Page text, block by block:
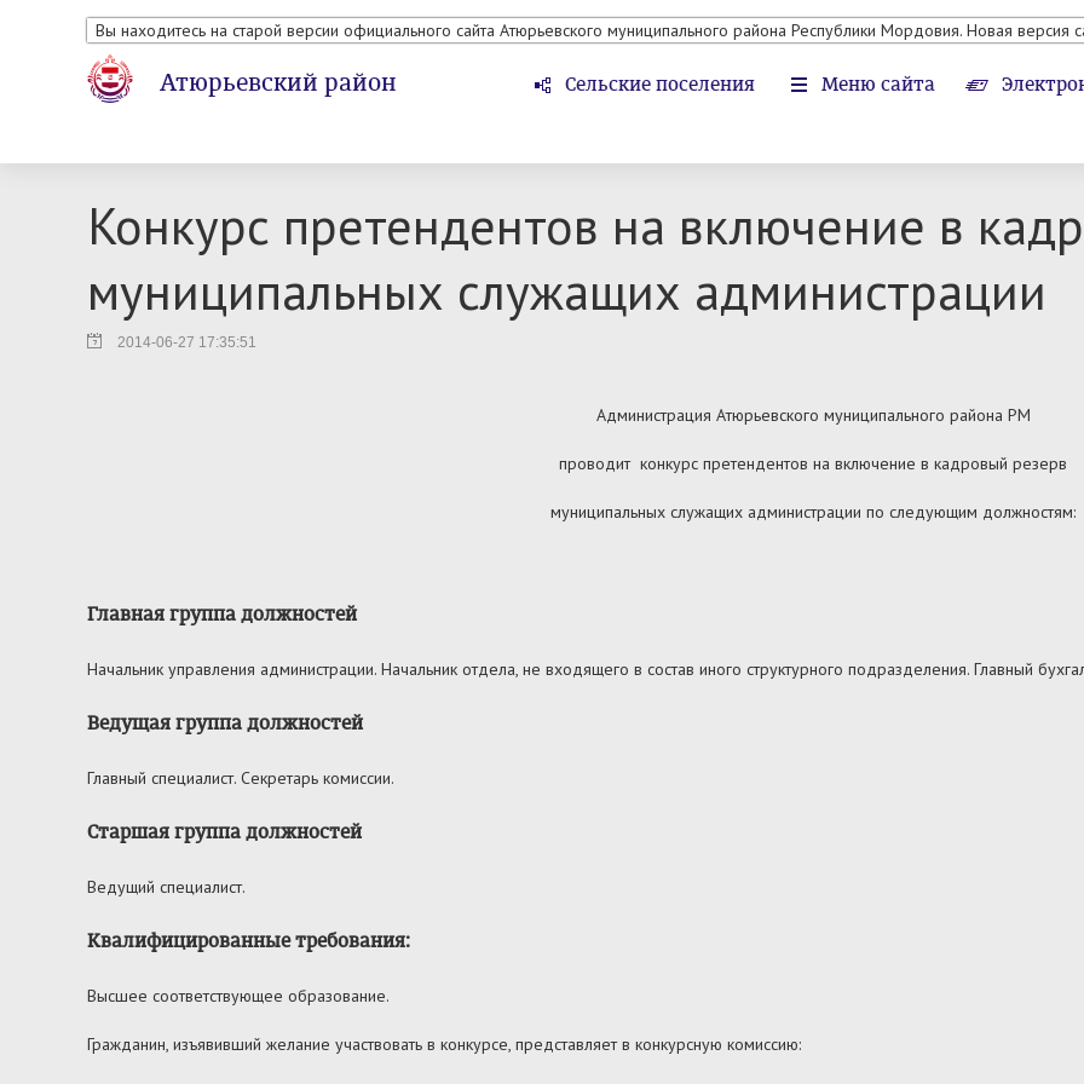
Вы находитесь на старой версии официального сайта Атюрьевского муниципального района Республики Мордовия. Новая версия
Атюрьевский район Сельские поселения Меню сайта
Конкурс претендентов на включение в
муниципальных служащих администрации
2014-06-27 17:35:51
Администрация Атюрьевского муниципального района РМ
проводит конкурс претендентов на включение в кадровый резерв
муниципальных служащих администрации по следующим должностям:
Главная группа должностей
Начальник управления администрации. Начальник отдела, не входящего в состав иного структурного подразделения. Главный
Ведущая группа должностей
Главный специалист. Секретарь комиссии.
Старшая группа должностей
Ведущий специалист.
Квалифицированные требования:
Высшее соответствующее образование.
Гражданин, изъявивший желание участвовать в конкурсе, представляет в конкурсную комиссию: